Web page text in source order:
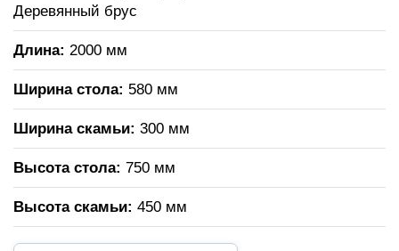
Деревянный брус
Длина: 2000 мм
Ширина стола: 580 мм
Ширина скамьи: 300 мм
Высота стола: 750 мм
Высота скамьи: 450 мм